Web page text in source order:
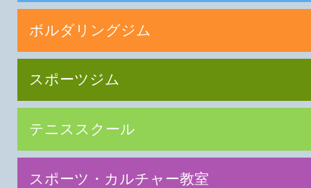
ボルダリングジム
スポーツジム
テニススクール
スポーツ・カルチャー教室